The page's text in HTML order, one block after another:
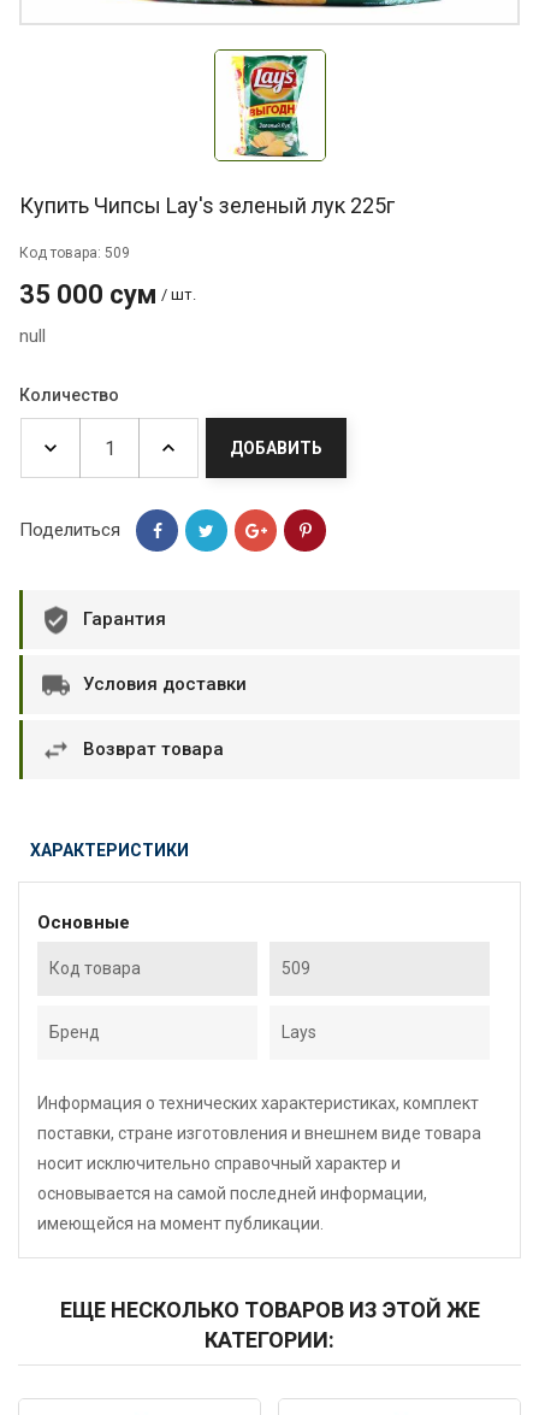
Купить Чипсы Lay's зеленый лук 225г
Код товара: 509
35 000 сум / шт.
null
Количество
ДОБАВИТЬ
Поделиться
Гарантия
Условия доставки
Возврат товара
ХАРАКТЕРИСТИКИ
Основные
Код товара 509
Бренд Lays
Информация о технических характеристиках, комплект
поставки, стране изготовления и внешнем виде товара
носит исключительно справочный характер и
основывается на самой последней информации,
имеющейся на момент публикации.
ЕЩЕ НЕСКОЛЬКО ТОВАРОВ ИЗ ЭТОЙ ЖЕ
КАТЕГОРИИ: